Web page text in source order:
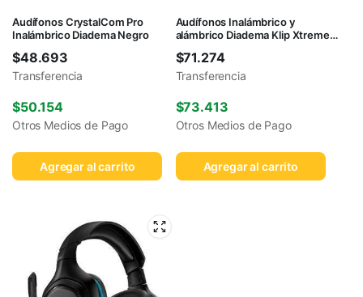
Audífonos CrystalCom Pro
Inalámbrico Diadema Negro
$48.693
Transferencia
$50.154
Otros Medios de Pago
Agregar al carrito
Audífonos Inalámbrico y
alámbrico Diadema Klip Xtreme
$71.274
Transferencia
$73.413
Otros Medios de Pago
Agregar al carrito